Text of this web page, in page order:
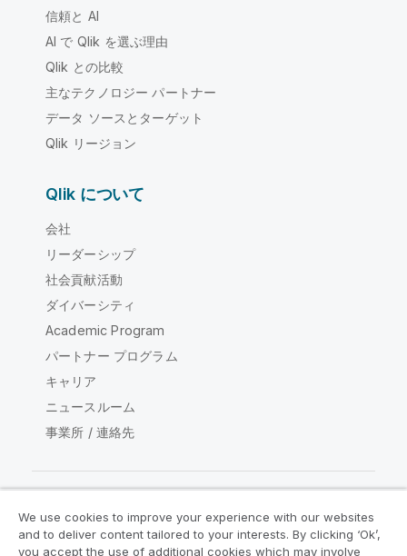
信頼と AI
AI で Qlik を選ぶ理由
Qlik との比較
主なテクノロジー パートナー
データ ソースとターゲット
Qlik リージョン
Qlik について
会社
リーダーシップ
社会貢献活動
ダイバーシティ
Academic Program
パートナー プログラム
キャリア
ニュースルーム
事業所 / 連絡先
Qlik コミュニティ
We use cookies to improve your experience with our websites
and to deliver content tailored to your interests. By clicking ‘Ok’,
you accept the use of additional cookies which may involve